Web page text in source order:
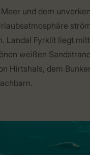
und dem
Landal Fyrklit liegt
weißen
Hirtshals, dem